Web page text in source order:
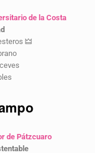
de la Costa
🜲
de Pátzcuaro